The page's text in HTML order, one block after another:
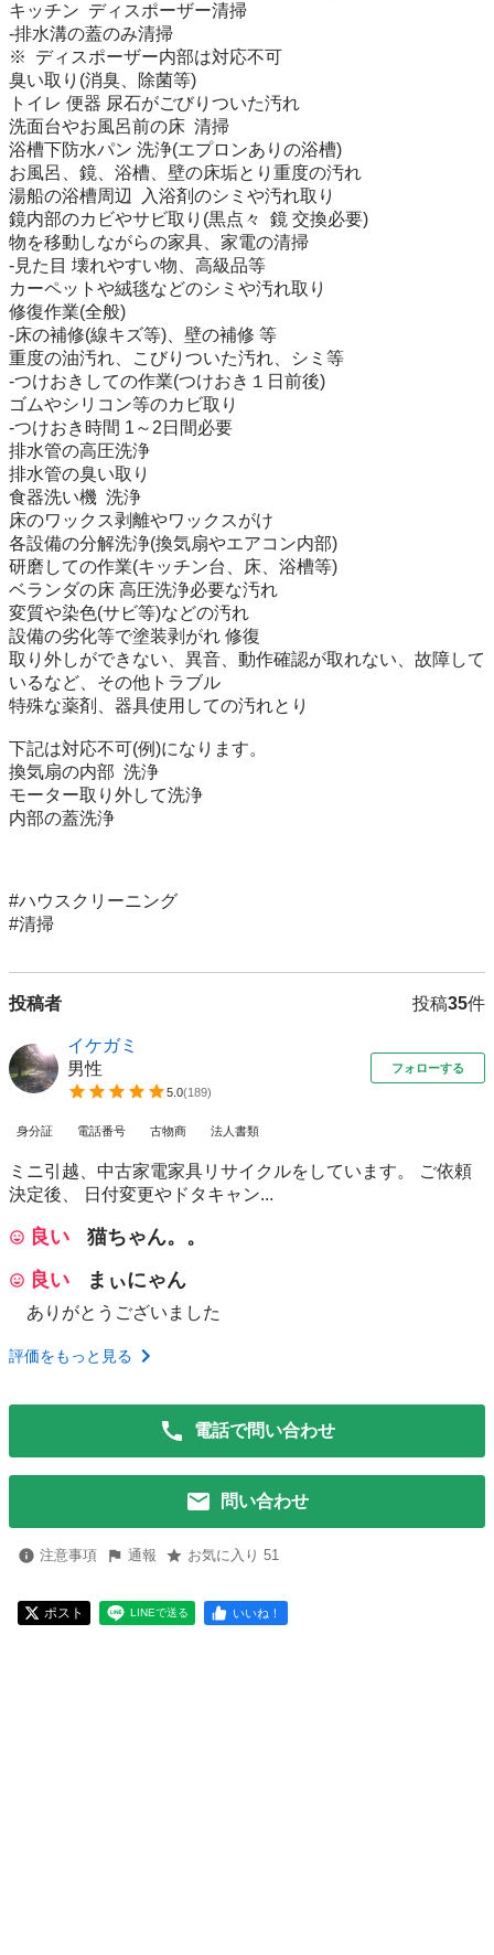
キッチン  ディスポーザー清掃
-排水溝の蓋のみ清掃
※  ディスポーザー内部は対応不可
臭い取り(消臭、除菌等)
トイレ 便器 尿石がごびりついた汚れ
洗面台やお風呂前の床  清掃
浴槽下防水パン 洗浄(エプロンありの浴槽)
お風呂、鏡、浴槽、壁の床垢とり重度の汚れ
湯船の浴槽周辺  入浴剤のシミや汚れ取り
鏡内部のカビやサビ取り(黒点々  鏡 交換必要)
物を移動しながらの家具、家電の清掃
-見た目 壊れやすい物、高級品等
カーペットや絨毯などのシミや汚れ取り
修復作業(全般)
-床の補修(線キズ等)、壁の補修 等
重度の油汚れ、こびりついた汚れ、シミ等
-つけおきしての作業(つけおき１日前後)
ゴムやシリコン等のカビ取り
-つけおき時間 1～2日間必要
排水管の高圧洗浄
排水管の臭い取り
食器洗い機  洗浄
床のワックス剥離やワックスがけ
各設備の分解洗浄(換気扇やエアコン内部)
研磨しての作業(キッチン台、床、浴槽等)
ベランダの床 高圧洗浄必要な汚れ
変質や染色(サビ等)などの汚れ
設備の劣化等で塗装剥がれ 修復
取り外しができない、異音、動作確認が取れない、故障して
いるなど、その他トラブル
特殊な薬剤、器具使用しての汚れとり
下記は対応不可(例)になります。
換気扇の内部  洗浄
モーター取り外して洗浄
内部の蓋洗浄
#ハウスクリーニング
#清掃
投稿者 投稿35件
イケガミ
男性
5.0(189)
フォローする
身分証 電話番号 古物商 法人書類
ミニ引越、中古家電家具リサイクルをしています。 ご依頼
決定後、 日付変更やドタキャン...
良い
猫ちゃん。。
良い
まぃにゃん
ありがとうございました
評価をもっと見る
電話で問い合わせ
問い合わせ
注意事項 通報 お気に入り 51
ポスト LINEで送る いいね！